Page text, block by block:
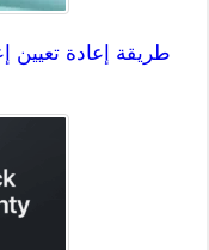
طريقة إعادة تعيين